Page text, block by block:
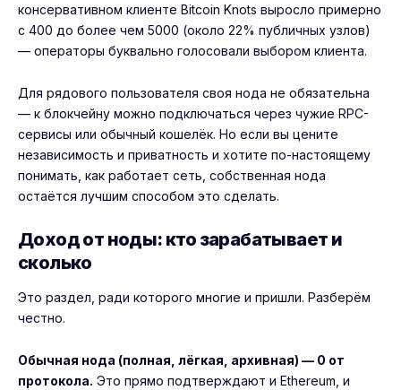
консервативном клиенте Bitcoin Knots выросло примерно
с 400 до более чем 5000 (около 22% публичных узлов)
— операторы буквально голосовали выбором клиента.
Для рядового пользователя своя нода не обязательна
— к блокчейну можно подключаться через чужие RPC-
сервисы или обычный кошелёк. Но если вы цените
независимость и приватность и хотите по-настоящему
понимать, как работает сеть, собственная нода
остаётся лучшим способом это сделать.
Доход от ноды: кто зарабатывает и
сколько
Это раздел, ради которого многие и пришли. Разберём
честно.
Обычная нода (полная, лёгкая, архивная) — 0 от
протокола. Это прямо подтверждают и Ethereum, и